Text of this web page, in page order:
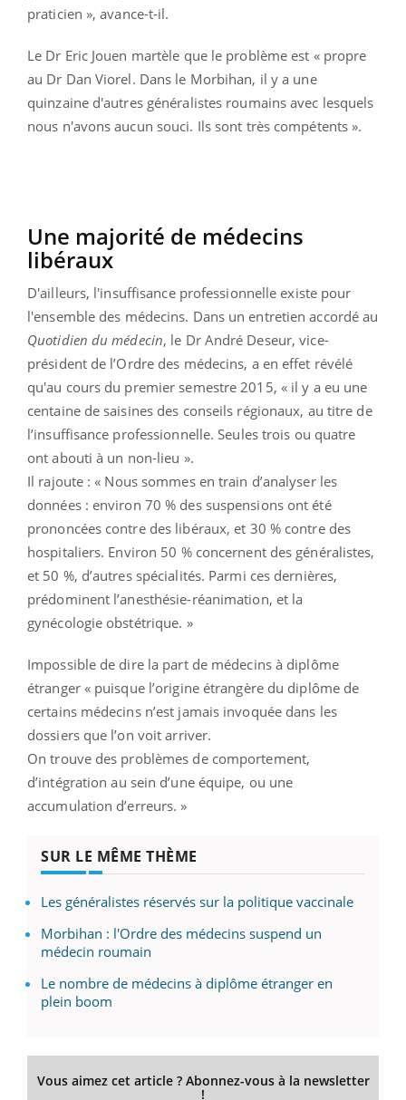
praticien », avance-t-il.
Le Dr Eric Jouen martèle que le problème est « propre
au Dr Dan Viorel. Dans le Morbihan, il y a une
quinzaine d'autres généralistes roumains avec lesquels
nous n'avons aucun souci. Ils sont très compétents ».
Une majorité de médecins
libéraux
D'ailleurs, l'insuffisance professionnelle existe pour
l'ensemble des médecins. Dans un entretien accordé au
Quotidien du médecin, le Dr André Deseur, vice-
président de l’Ordre des médecins, a en effet révélé
qu'au cours du premier semestre 2015, « il y a eu une
centaine de saisines des conseils régionaux, au titre de
l’insuffisance professionnelle. Seules trois ou quatre
ont abouti à un non-lieu ».
Il rajoute : « Nous sommes en train d’analyser les
données : environ 70 % des suspensions ont été
prononcées contre des libéraux, et 30 % contre des
hospitaliers. Environ 50 % concernent des généralistes,
et 50 %, d’autres spécialités. Parmi ces dernières,
prédominent l’anesthésie-réanimation, et la
gynécologie obstétrique. »
Impossible de dire la part de médecins à diplôme
étranger « puisque l’origine étrangère du diplôme de
certains médecins n’est jamais invoquée dans les
dossiers que l’on voit arriver.
On trouve des problèmes de comportement,
d’intégration au sein d’une équipe, ou une
accumulation d’erreurs. »
SUR LE MÊME THÈME
Les généralistes réservés sur la politique vaccinale
Morbihan : l'Ordre des médecins suspend un
médecin roumain
Le nombre de médecins à diplôme étranger en
plein boom
Vous aimez cet article ? Abonnez-vous à la newsletter
!